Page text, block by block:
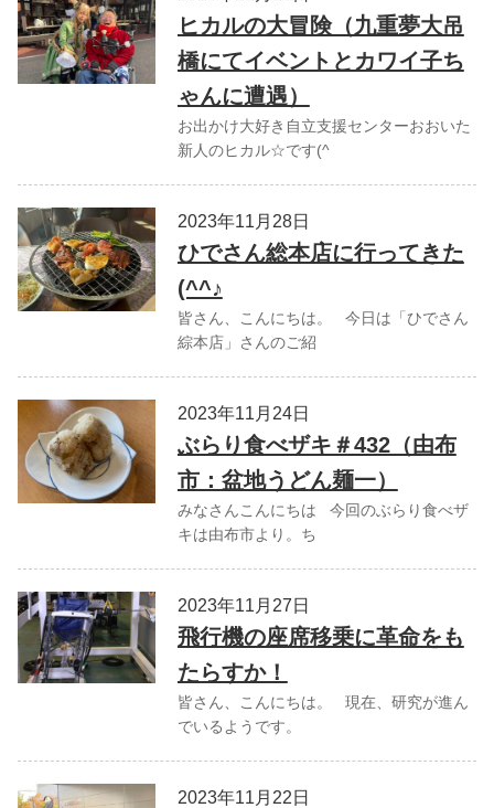
ヒカルの大冒険（九重夢大吊
橋にてイベントとカワイ子ち
ゃんに遭遇）
お出かけ大好き自立支援センターおおいた
新人のヒカル☆です(^
2023年11月28日
ひでさん総本店に行ってきた
(^^♪
皆さん、こんにちは。 今日は「ひでさん
綜本店」さんのご紹
2023年11月24日
ぶらり食べザキ＃432（由布
市：盆地うどん麺一）
みなさんこんにちは 今回のぶらり食べザ
キは由布市より。ち
2023年11月27日
飛行機の座席移乗に革命をも
たらすか！
皆さん、こんにちは。 現在、研究が進ん
でいるようです。
2023年11月22日